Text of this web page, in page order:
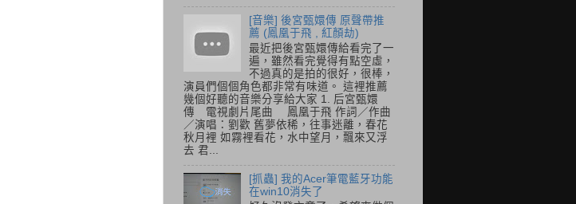
[音樂] 後宮甄嬛傳 原聲帶推
薦 (鳳凰于飛 , 紅顏劫)
最近把後宮甄嬛傳給看完了一
遍，雖然看完覺得有點空虛，
不過真的是拍的很好，很棒，
演員們個個角色都非常有味道。 這裡推薦
幾個好聽的音樂分享給大家 1. 后宮甄嬛
傳 電視劇片尾曲 鳳凰于飛 作詞／作曲
／演唱：劉歡 舊夢依稀，往事迷離，春花
秋月裡 如霧裡看花，水中望月，飄來又浮
去 君...
[抓蟲] 我的Acer筆電藍牙功能
在win10消失了